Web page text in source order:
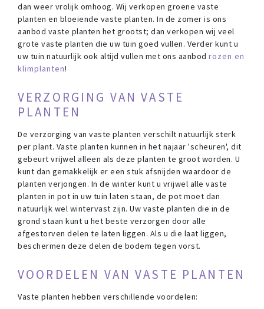
dan weer vrolijk omhoog. Wij verkopen groene vaste
planten en bloeiende vaste planten. In de zomer is ons
aanbod vaste planten het grootst; dan verkopen wij veel
grote vaste planten die uw tuin goed vullen. Verder kunt u
uw tuin natuurlijk ook altijd vullen met ons aanbod rozen en
klimplanten!
VERZORGING VAN VASTE
PLANTEN
De verzorging van vaste planten verschilt natuurlijk sterk
per plant. Vaste planten kunnen in het najaar 'scheuren', dit
gebeurt vrijwel alleen als deze planten te groot worden. U
kunt dan gemakkelijk er een stuk afsnijden waardoor de
planten verjongen. In de winter kunt u vrijwel alle vaste
planten in pot in uw tuin laten staan, de pot moet dan
natuurlijk wel wintervast zijn. Uw vaste planten die in de
grond staan kunt u het beste verzorgen door alle
afgestorven delen te laten liggen. Als u die laat liggen,
beschermen deze delen de bodem tegen vorst.
VOORDELEN VAN VASTE PLANTEN
Vaste planten hebben verschillende voordelen: